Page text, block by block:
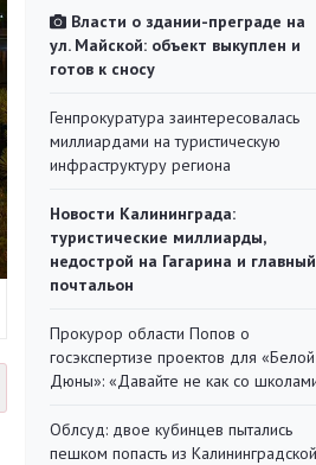
Власти о здании-преграде на
ул. Майской: объект выкуплен и
готов к сносу
Генпрокуратура заинтересовалась
миллиардами на туристическую
инфраструктуру региона
Новости Калининграда:
туристические миллиарды,
недострой на Гагарина и главный
почтальон
Прокурор области Попов о
госэкспертизе проектов для «Белой
Дюны»: «Давайте не как со
Облсуд: двое кубинцев пытались
пешком попасть из Калининградской